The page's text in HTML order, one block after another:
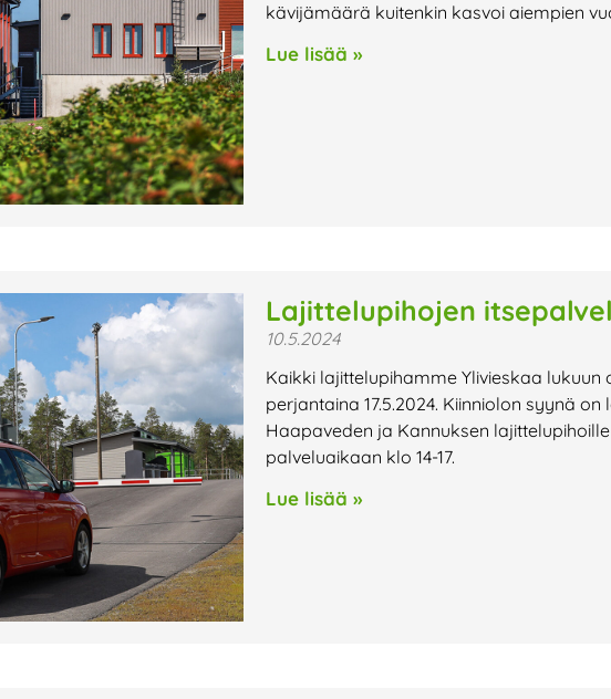
kävijämäärä kuitenkin kasvoi aiempien
Lue lisää »
Lajittelupihojen
10.5.2024
Kaikki lajittelupihamme Ylivieskaa
perjantaina 17.5.2024. Kiinniolon syynä
Haapaveden ja Kannuksen
palveluaikaan klo 14-17.
Lue lisää »